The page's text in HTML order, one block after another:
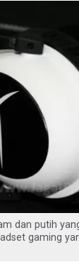
dan putih
gaming